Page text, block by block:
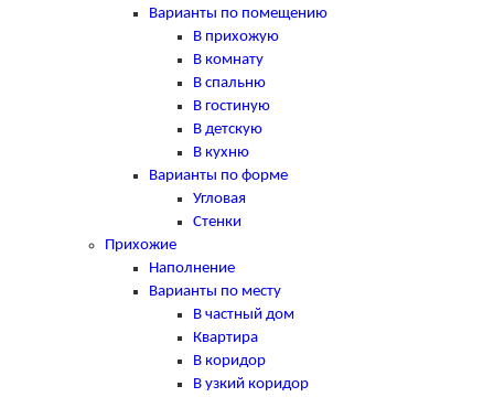
Варианты по помещению
В прихожую
В комнату
В спальню
В гостиную
В детскую
В кухню
Варианты по форме
Угловая
Стенки
Прихожие
Наполнение
Варианты по месту
В частный дом
Квартира
В коридор
В узкий коридор